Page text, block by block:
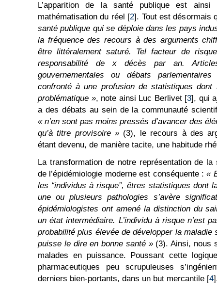
L’apparition de la santé publique est
mathématisation du réel [2]. Tout est désormais
santé publique qui se déploie dans les pays
la fréquence des recours à des arguments
être littéralement saturé. Tel facteur de
responsabilité de x décès par an.
gouvernementales ou débats
confronté à une profusion de statistiques dont
problématique », note ainsi Luc Berlivet [3], qui
a des débats au sein de la communauté
« n’en sont pas moins pressés d’avancer des
qu’à titre provisoire » (3), le recours à des
étant devenu, de manière tacite, une habitude
La transformation de notre représentation de la
de l’épidémiologie moderne est conséquente :«
les “individus à risque”, êtres statistiques dont
une ou plusieurs pathologies s’avère
épidémiologistes ont amené la distinction du
un état intermédiaire. L’individu à risque n’est
probabilité plus élevée de développer la maladie
puisse le dire en bonne santé »(3). Ainsi, nous
malades en puissance. Poussant cette
pharmaceutiques peu scrupuleuses
derniers bien-portants, dans un but mercantile [4